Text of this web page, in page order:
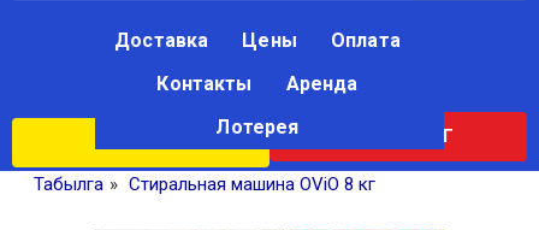
КАТАЛОГ
Доставка Цены
Оплата
Контакты
Аренда
Лотерея
Табылга » Стиральная машина OViO 8 кг